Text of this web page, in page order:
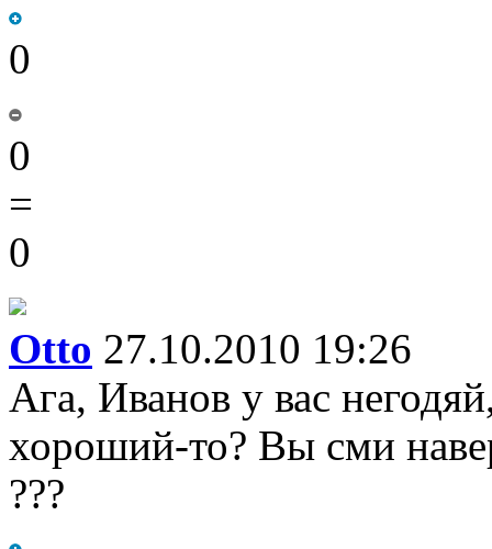
0
0
=
0
Otto 27.10.2010 19:26
Ага, Иванов у вас
хороший-то? Вы сми
???